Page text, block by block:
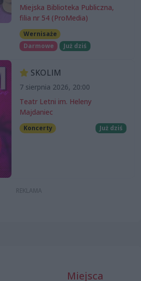
Miejska Biblioteka Publiczna,
filia nr 54 (ProMedia)
Wernisaże
Darmowe
Już dziś
SKOLIM
7 sierpnia 2026, 20:00
Teatr Letni im. Heleny
Majdaniec
Koncerty Już dziś
Miejsca